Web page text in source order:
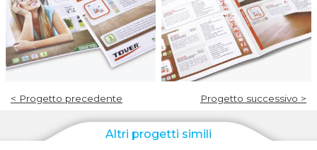
< Progetto precedente Progetto successivo >
Altri progetti simili